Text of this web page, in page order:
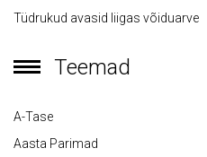
Tüdrukud avasid liigas võiduarve
Teemad
A-Tase
Aasta Parimad